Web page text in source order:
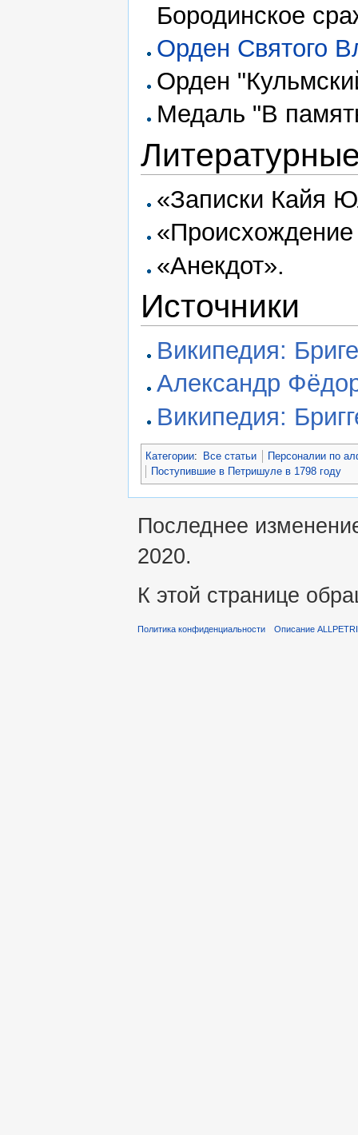
Бородинское
Орден Святого
Орден
Медаль "В
«Записки Кайя
«Анекдот».
Источники
Википедия:
Александр
Википедия:
Категории: Все статьи
Персоналии по
Поступившие в Петришуле в 1798 году
Последнее
2020.
К этой странице
Политика конфиденциальности Описание